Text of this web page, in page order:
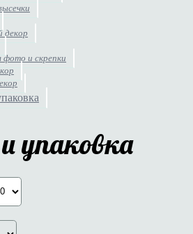
декор
фото и скрепки
упаковка